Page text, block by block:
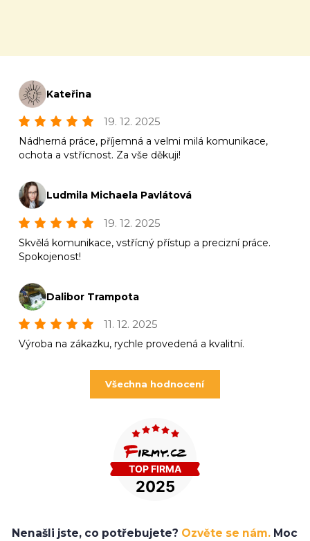
Kateřina
19. 12. 2025
Nádherná práce, příjemná a velmi milá komunikace,
ochota a vstřícnost. Za vše děkuji!
Ludmila Michaela Pavlátová
19. 12. 2025
Skvělá komunikace, vstřícný přístup a precizní práce.
Spokojenost!
Dalibor Trampota
11. 12. 2025
Výroba na zákazku, rychle provedená a kvalitní.
Všechna hodnocení
Nenašli jste, co potřebujete? Ozvěte se nám. Moc